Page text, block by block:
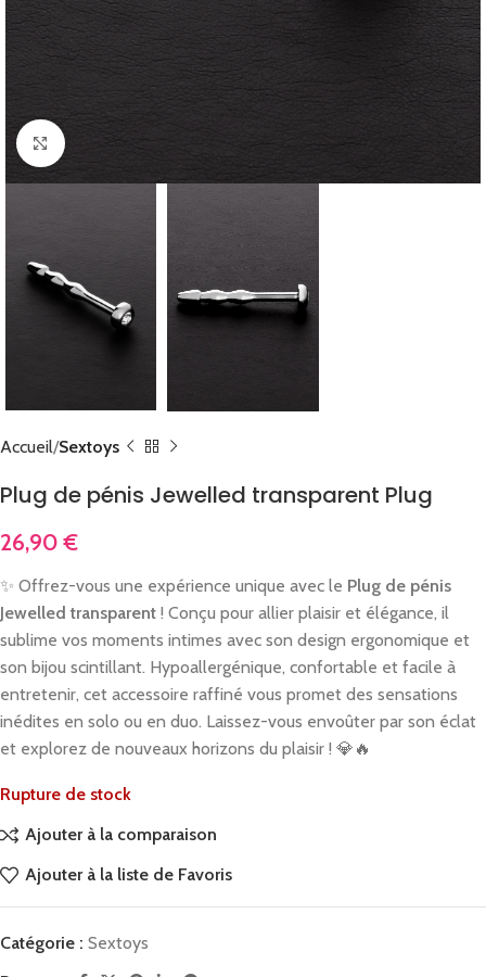
Cliquez pour agrandir
Accueil Sextoys
Plug de pénis Jewelled transparent Plug
26,90€
✨ Offrez-vous une expérience unique avec le Plug de pénis
Jewelled transparent ! Conçu pour allier plaisir et élégance, il
sublime vos moments intimes avec son design ergonomique et
son bijou scintillant. Hypoallergénique, confortable et facile à
entretenir, cet accessoire raffiné vous promet des sensations
inédites en solo ou en duo. Laissez-vous envoûter par son éclat
et explorez de nouveaux horizons du plaisir ! 💎🔥
Rupture de stock
Ajouter à la comparaison
Ajouter à la liste de Favoris
Catégorie : Sextoys